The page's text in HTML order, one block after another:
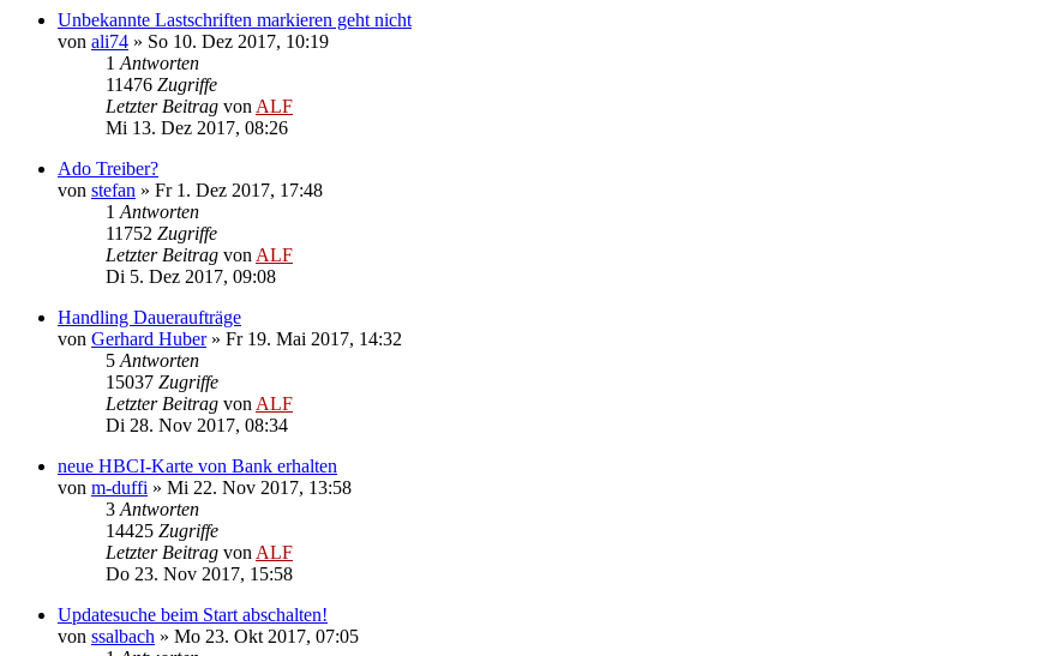
Unbekannte Lastschriften markieren geht nicht
von ali74 » So 10. Dez 2017, 10:19
1 Antworten
11476 Zugriffe
Letzter Beitrag von ALF
Mi 13. Dez 2017, 08:26
Ado Treiber?
von stefan » Fr 1. Dez 2017, 17:48
1 Antworten
11752 Zugriffe
Letzter Beitrag von ALF
Di 5. Dez 2017, 09:08
Handling Daueraufträge
von Gerhard Huber» Fr 19. Mai 2017, 14:32
5 Antworten
15037 Zugriffe
Letzter Beitrag von ALF
Di 28. Nov 2017, 08:34
neue HBCI-Karte von Bank erhalten
von m-duffi » Mi 22. Nov 2017, 13:58
3 Antworten
14425 Zugriffe
Letzter Beitrag von ALF
Do 23. Nov 2017, 15:58
Updatesuche beim Start abschalten!
von ssalbach » Mo 23. Okt 2017, 07:05